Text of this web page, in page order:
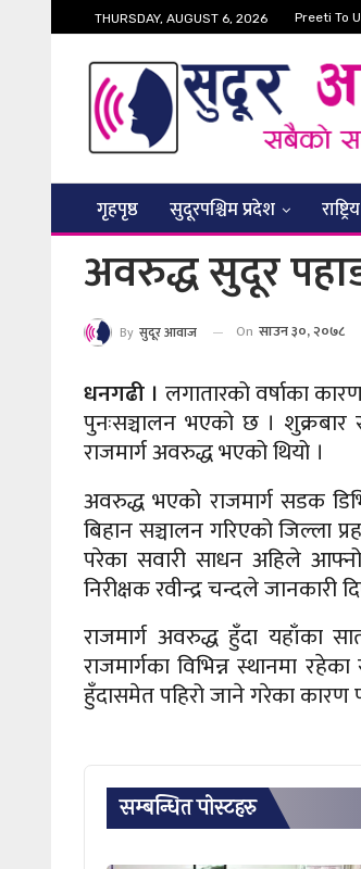
THURSDAY, AUGUST 6, 2026 Preeti To
गृहपृष्ठ सुदूरपश्चिम प्रदेश राष्ट्रिय
अवरुद्ध सुदूर
By सुदूर आवाज On साउन ३०, २०७८
धनगढी । लगातारको वर्षाका
पुनःसञ्चालन भएको छ । शुक्रबार
राजमार्ग अवरुद्ध भएको थियो ।
अवरुद्ध भएको राजमार्ग सडक
बिहान सञ्चालन गरिएको जिल्ला
परेका सवारी साधन अहिले आफ्नो
निरीक्षक रवीन्द्र चन्दले जानकारी
राजमार्ग अवरुद्ध हुँदा यहाँका
राजमार्गका विभिन्न स्थानमा
हुँदासमेत पहिरो जाने गरेका
सम्बन्धित पाेस्टहरु